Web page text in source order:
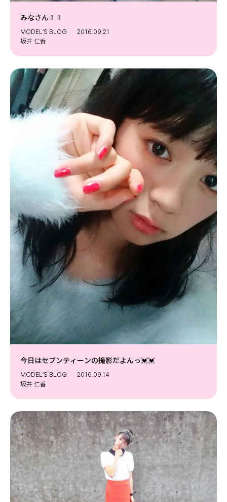
みなさん！！
MODEL’S BLOG
2016.09.21
坂井 仁香
今日はセブンティーンの撮影だよんっ💓💓
MODEL’S BLOG
2016.09.14
坂井 仁香